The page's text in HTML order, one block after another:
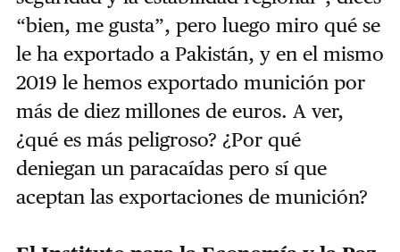
“bien, me gusta”, pero luego miro qué se
le ha exportado a Pakistán, y en el mismo
2019 le hemos exportado munición por
más de diez millones de euros. A ver,
¿qué es más peligroso? ¿Por qué
deniegan un paracaídas pero sí que
aceptan las exportaciones de munición?